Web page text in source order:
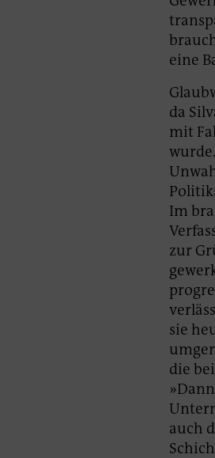
eine
da
mit
Im
zur
sie
die
auch